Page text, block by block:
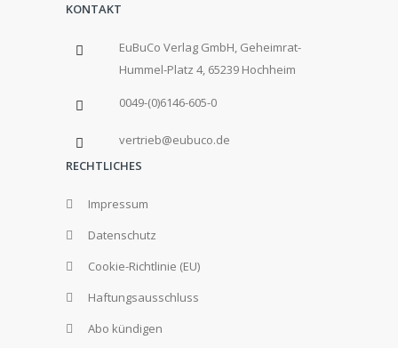
KONTAKT
EuBuCo Verlag GmbH, Geheimrat-
Hummel-Platz 4, 65239 Hochheim
0049-(0)6146-605-0
vertrieb@eubuco.de
RECHTLICHES
Impressum
Datenschutz
Cookie-Richtlinie (EU)
Haftungsausschluss
Abo kündigen